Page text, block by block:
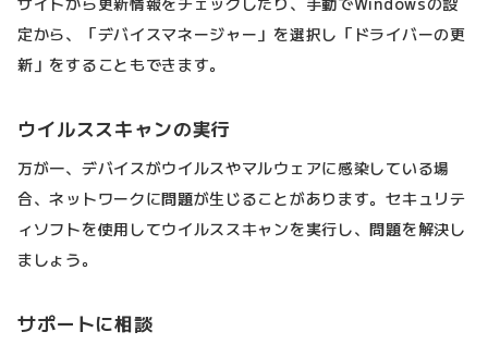
定から、「デバイスマネージャー」を選択し「ドライバーの更
新」をすることもできます。
ウイルススキャンの実行
万が一、デバイスがウイルスやマルウェアに感染している場
合、ネットワークに問題が生じることがあります。セキュリテ
ィソフトを使用してウイルススキャンを実行し、問題を解決し
ましょう。
サポートに相談